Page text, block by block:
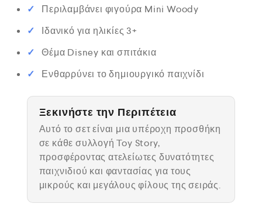
Περιλαμβάνει φιγούρα Mini Woody
Ιδανικό για ηλικίες 3+
Θέμα Disney και σπιτάκια
Ενθαρρύνει το δημιουργικό παιχνίδι
Ξεκινήστε την Περιπέτεια
Αυτό το σετ είναι μια υπέροχη προσθήκη
σε κάθε συλλογή Toy Story,
προσφέροντας ατελείωτες δυνατότητες
παιχνιδιού και φαντασίας για τους
μικρούς και μεγάλους φίλους της σειράς.